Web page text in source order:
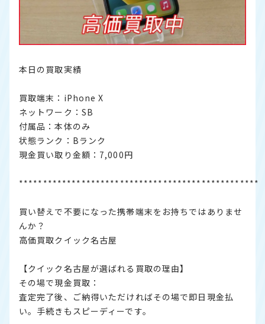
本日の買取実績
買取端末：iPhone X
ネットワーク：SB
付属品：本体のみ
状態ランク：Bランク
現金買い取り金額：7,000円
**************************************************
買い替えで不要になった携帯端末をお持ちではありませ
んか？
高価買取クイック名古屋
【クイック名古屋が選ばれる買取の理由】
その場で現金買取：
査定完了後、ご納得いただければその場で即日現金払
い。手続きもスピーディーです。